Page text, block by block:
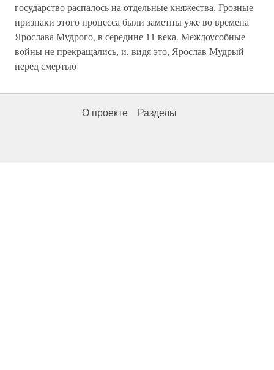
государство распалось на отдельные княжества. Грозные
признаки этого процесса были заметны уже во времена
Ярослава Мудрого, в середине 11 века. Междоусобные
войны не прекращались, и, видя это, Ярослав Мудрый
перед смертью
О проекте Разделы